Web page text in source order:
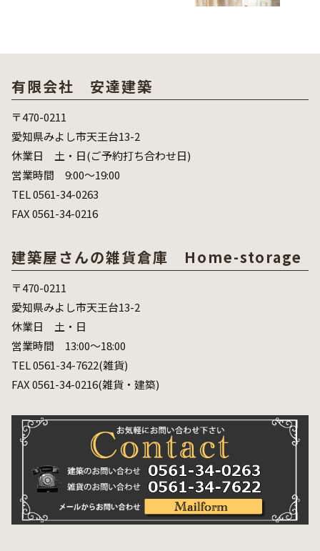
有限会社 安達建築
〒470-0211
愛知県みよし市天王台13-2
休業日 土・日(ご予約打ち合わせ日)
営業時間 9:00～19:00
TEL 0561-34-0263
FAX 0561-34-0216
建築屋さんの雑貨倉庫 Home-storage
〒470-0211
愛知県みよし市天王台13-2
休業日 土・日
営業時間 13:00～18:00
TEL 0561-34-7622(雑貨)
FAX 0561-34-0216(雑貨・建築)